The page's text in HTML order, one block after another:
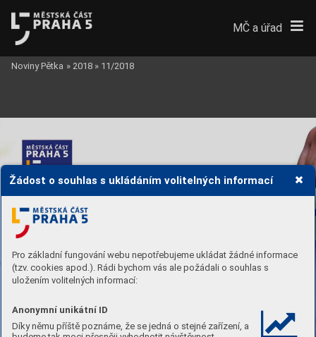
Žádost o souhlas s ukládáním volitelných informací
Pro základní fungování webu nepotřebujeme ukládat žádné informace
(tzv. cookies apod.). Rádi bychom vás ale požádali o souhlas s
uložením volitelných informací:
Anonymní unikátní ID
Díky němu příště poznáme, že se jedná o stejné zařízení, a
MČ a úřad
Noviny Pětka » 2018 » 11/2018